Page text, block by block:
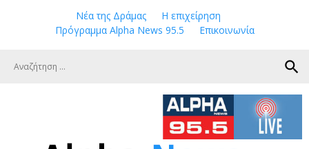
Νέα της Δράμας
Η επιχείρηση
Πρόγραμμα Alpha News 95.5
Επικοινωνία
search